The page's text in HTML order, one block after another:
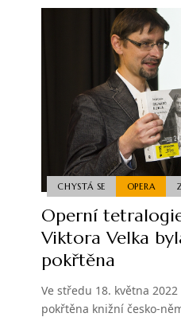
CHYSTÁ SE OPERA
Operní
Viktora Velka
pokřtěna
Ve středu 18. května
pokřtěna knižní česko-